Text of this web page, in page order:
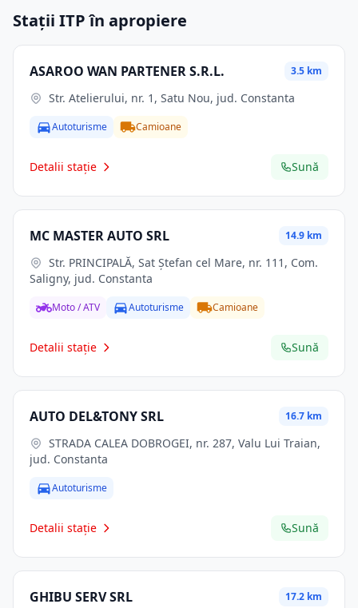
Stații ITP în apropiere
ASAROO WAN PARTENER S.R.L. 3.5 km
Str. Atelierului, nr. 1, Satu Nou, jud. Constanta
Autoturisme Camioane
Detalii stație Sună
MC MASTER AUTO SRL 14.9 km
Saligny, jud. Constanta
Moto / ATV Autoturisme Camioane
Detalii stație Sună
AUTO DEL&TONY SRL 16.7 km
jud. Constanta
Autoturisme
Detalii stație Sună
GHIBU SERV SRL 17.2 km